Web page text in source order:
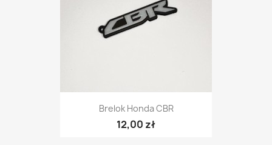
Brelok Honda CBR
12,00 zł